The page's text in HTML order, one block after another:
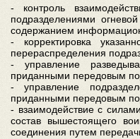
- контроль
подразделениями
содержанием
- корректировка
перераспределения
- управление
приданными передовым
- управление
приданными передовым
- взаимодействие с
состав вышестоящего
соединения путем